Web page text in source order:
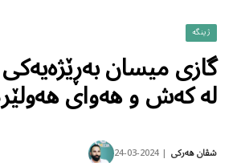
ژینگە
گازی میسان
لە کەش و هەوای
شڤان هەرکی 2024-03-24